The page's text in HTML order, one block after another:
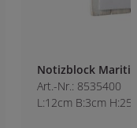
Notizblock
Art.-Nr.: 8535400
L:12cm B:3cm